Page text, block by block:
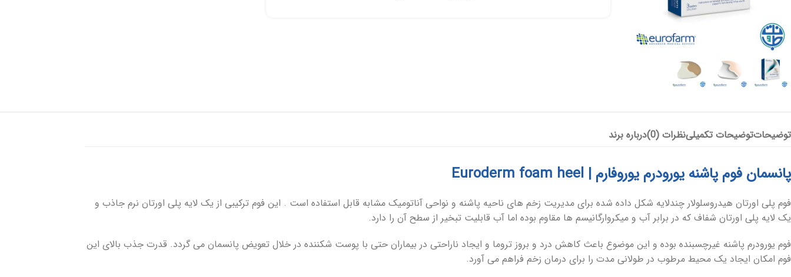
پانسمان آلژینات
هیدروکلوئید ضد بیوفیلم توضیحاتتوضیحات تکمیلینظرات (0) درباره برند
پانسمان فوم پاشنه یورودرم یوروفارم | Euroderm foam heel
فوم پلی اورتان هیدروسلولار چندلایه شکل داده شده برای مدیریت زخم های ناحیه پاشنه و نواحی آناتومیک مشابه قابل استفاده است . این فوم ترکیبی از یک لایه پلی اورتان نرم جاذب و
یک لایه پلی اورتان شفاف که در برابر آب و میکروارگانیسم ها مقاوم بوده اما آب قابلیت تبخیر از سطح آن را دارد.
فوم یورودرم پاشنه غیرچسبنده بوده و این موضوع باعث کاهش درد و بروز تروما و ایجاد ناراحتی در بیماران حتی با پوست شکننده در خلال تعویض پانسمان می گردد. قدرت جذب بالای این
فوم امکان ایجاد یک محیط مرطوب در طولانی مدت را برای درمان زخم فراهم می آورد.